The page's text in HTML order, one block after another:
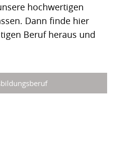
hochwertigen
Dann finde hier
Beruf heraus und